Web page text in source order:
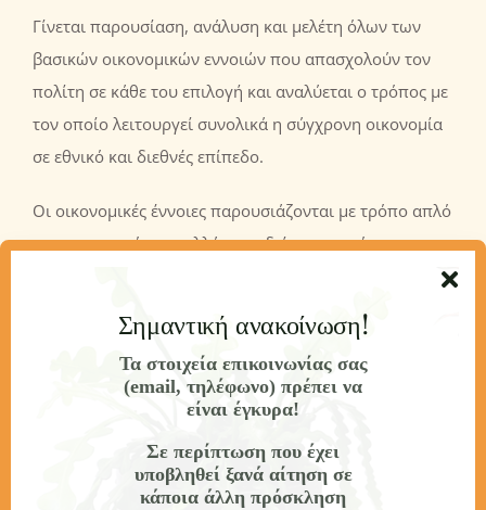
Γίνεται παρουσίαση, ανάλυση και μελέτη όλων των
βασικών οικονομικών εννοιών που απασχολούν τον
πολίτη σε κάθε του επιλογή και αναλύεται ο τρόπος με
τον οποίο λειτουργεί συνολικά η σύγχρονη οικονομία
σε εθνικό και διεθνές επίπεδο.
Οι οικονομικές έννοιες παρουσιάζονται με τρόπο απλό
και κατανοητό, με πολλά παραδείγματα από την
ακρίβεια στην ορολογία και την σχετική ερμηνεία.
Η θεματολογία που καλύπτεται αφορά ενδεικτικά
-χωρίς να περιορίζεται- στο ΑΕΠ, την ύφεση και
έλλειμμα, το χρέος, την δημοσιονομική και
νομισματική πολιτική, την κεντρική τράπεζα, τις
Σημαντική ανακοίνωση!
Τα στοιχεία επικοινωνίας σας
(email, τηλέφωνο) πρέπει να
είναι έγκυρα!
Σε περίπτωση που έχει
υποβληθεί ξανά αίτηση σε
κάποια άλλη πρόσκληση